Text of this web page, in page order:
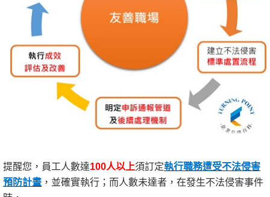
提醒您，員工人數達100人以上須訂定執行職務遭受不法侵害
預防計畫 ，並確實執行；而人數未達者，在發生不法侵害事件